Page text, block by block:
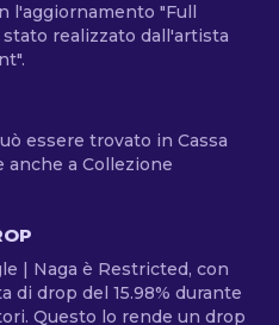
l'aggiornamento "Full
realizzato dall'artista
essere trovato in Cassa
anche a Collezione
| Naga è Restricted, con
di drop del 15.98% durante
Questo lo rende un drop